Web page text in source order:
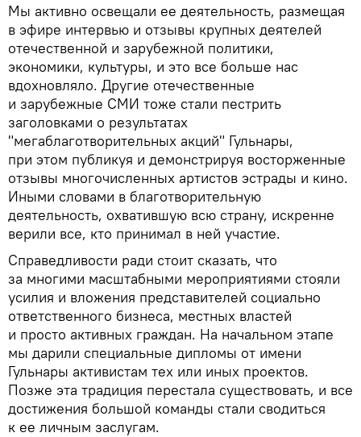
Мы активно освещали ее деятельность, размещая
в эфире интервью и отзывы крупных деятелей
отечественной и зарубежной политики,
экономики, культуры, и это все больше нас
вдохновляло. Другие отечественные
и зарубежные СМИ тоже стали пестрить
заголовками о результатах
"мегаблаготворительных акций" Гульнары,
при этом публикуя и демонстрируя восторженные
отзывы многочисленных артистов эстрады и кино.
Иными словами в благотворительную
деятельность, охватившую всю страну, искренне
верили все, кто принимал в ней участие.
Справедливости ради стоит сказать, что
за многими масштабными мероприятиями стояли
усилия и вложения представителей социально
ответственного бизнеса, местных властей
и просто активных граждан. На начальном этапе
мы дарили специальные дипломы от имени
Гульнары активистам тех или иных проектов.
Позже эта традиция перестала существовать, и все
достижения большой команды стали сводиться
к ее личным заслугам.